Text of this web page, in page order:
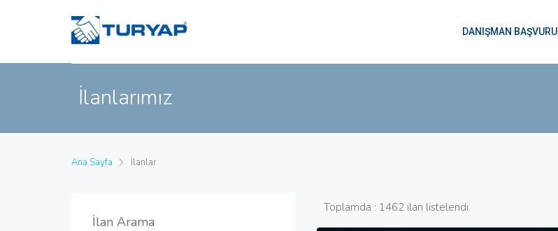
DANIŞMAN BAŞVURU
İlanlarımız
Ana Sayfa İlanlar
İlan Arama
Toplamda : 1462 ilan listelendi.